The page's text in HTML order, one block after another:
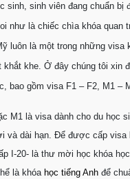
sinh, sinh viên đang chuẩn bị
như là chiếc chìa khóa quan
luôn là một trong những visa
khắt khe. Ở đây chúng tôi xin
bao gồm visa F1 – F2, M1 –
M1 là visa dành cho du học
và dài hạn. Để được cấp visa
I-20- là thư mời học khóa
là khóa học tiếng Anh để